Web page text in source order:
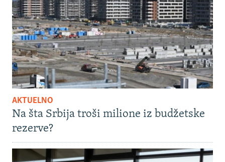
AKTUELNO
Na šta Srbija troši milione iz budžetske
rezerve?